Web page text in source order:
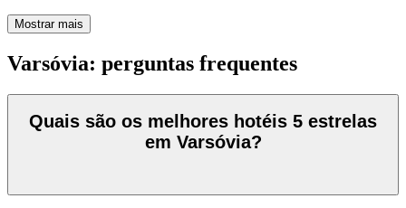
Mostrar mais
Varsóvia: perguntas frequentes
Quais são os melhores hotéis 5 estrelas
em Varsóvia?